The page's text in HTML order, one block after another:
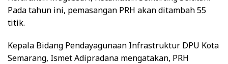
Pada tahun ini, pemasangan PRH akan ditambah 55
titik.
Kepala Bidang Pendayagunaan Infrastruktur DPU Kota
Semarang, Ismet Adipradana mengatakan, PRH